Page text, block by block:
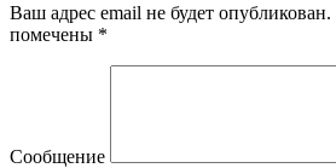
Ваш адрес email не будет опубликован.
помечены *
Сообщение